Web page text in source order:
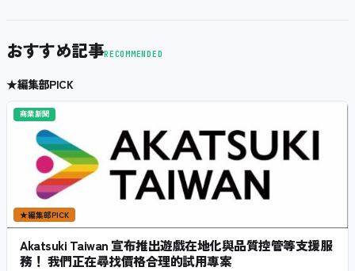
おすすめ記事RECOMMENDED
★編集部PICK
商業新聞
★編集部PICK
Akatsuki Taiwan 宣布推出遊戲在地化與品質控管等支援服
務！ 我們正在尋找價格合理的試用專案